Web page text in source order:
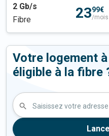
2 Gb/s
Fibre
2399€
/mois
Votre logement
éligible à la fibre
Saisissez votre adresse